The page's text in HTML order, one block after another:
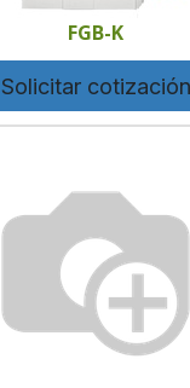
FGB-K
Solicitar cotización